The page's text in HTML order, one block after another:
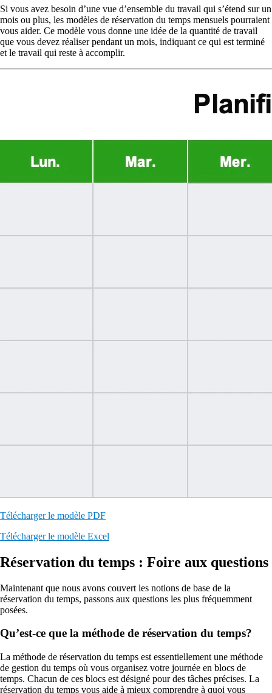
Si vous avez besoin d’une vue d’ensemble du travail qui s’étend sur un
mois ou plus, les modèles de réservation du temps mensuels pourraient
vous aider. Ce modèle vous donne une idée de la quantité de travail
que vous devez réaliser pendant un mois, indiquant ce qui est terminé
et le travail qui reste à accomplir.
Télécharger le modèle PDF
Télécharger le modèle Excel
Réservation du temps : Foire aux questions
Maintenant que nous avons couvert les notions de base de la
réservation du temps, passons aux questions les plus fréquemment
posées.
Qu’est-ce que la méthode de réservation du temps?
La méthode de réservation du temps est essentiellement une méthode
de gestion du temps où vous organisez votre journée en blocs de
temps. Chacun de ces blocs est désigné pour des tâches précises. La
réservation du temps vous aide à mieux comprendre à quoi vous